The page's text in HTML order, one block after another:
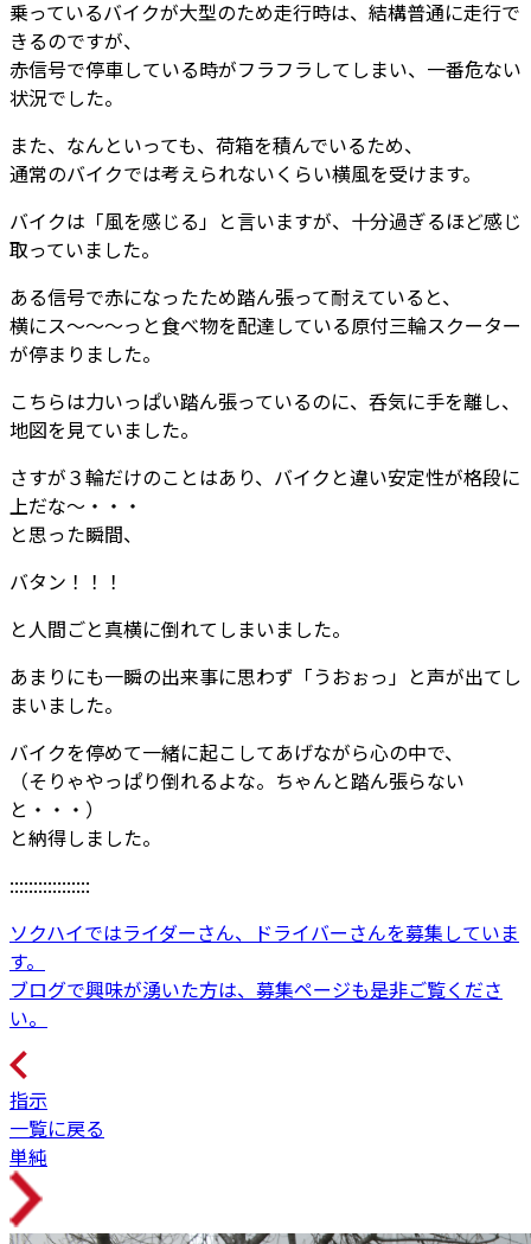
乗っているバイクが大型のため走行時は、結構普通に走行で
きるのですが、
赤信号で停車している時がフラフラしてしまい、一番危ない
状況でした。
また、なんといっても、荷箱を積んでいるため、
通常のバイクでは考えられないくらい横風を受けます。
バイクは「風を感じる」と言いますが、十分過ぎるほど感じ
取っていました。
ある信号で赤になったため踏ん張って耐えていると、
横にス～～～っと食べ物を配達している原付三輪スクーター
が停まりました。
こちらは力いっぱい踏ん張っているのに、呑気に手を離し、
地図を見ていました。
さすが３輪だけのことはあり、バイクと違い安定性が格段に
上だな～・・・
と思った瞬間、
バタン！！！
と人間ごと真横に倒れてしまいました。
あまりにも一瞬の出来事に思わず「うおぉっ」と声が出てし
まいました。
バイクを停めて一緒に起こしてあげながら心の中で、
（そりゃやっぱり倒れるよな。ちゃんと踏ん張らない
と・・・）
と納得しました。
:::::::::::::::::
ソクハイではライダーさん、ドライバーさんを募集していま
す。
ブログで興味が湧いた方は、募集ページも是非ご覧くださ
い。
指示
一覧に戻る
単純